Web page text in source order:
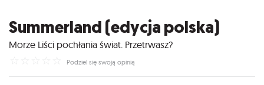
Summerland (edycja polska)
Morze Liści pochłania świat. Przetrwasz?
Podziel się swoją opinią